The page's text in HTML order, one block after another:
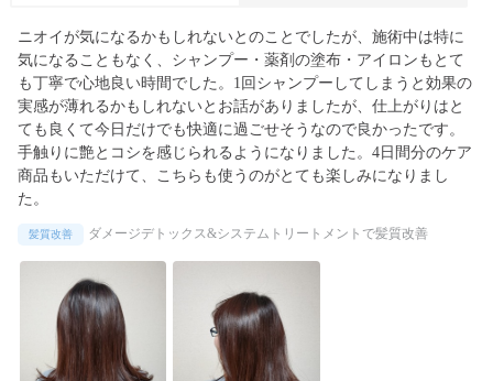
ニオイが気になるかもしれないとのことでしたが、施術中は特に
気になることもなく、シャンプー・薬剤の塗布・アイロンもとて
も丁寧で心地良い時間でした。1回シャンプーしてしまうと効果の
実感が薄れるかもしれないとお話がありましたが、仕上がりはと
ても良くて今日だけでも快適に過ごせそうなので良かったです。
手触りに艶とコシを感じられるようになりました。4日間分のケア
商品もいただけて、こちらも使うのがとても楽しみになりまし
た。
髪質改善 ダメージデトックス&システムトリートメントで髪質改善